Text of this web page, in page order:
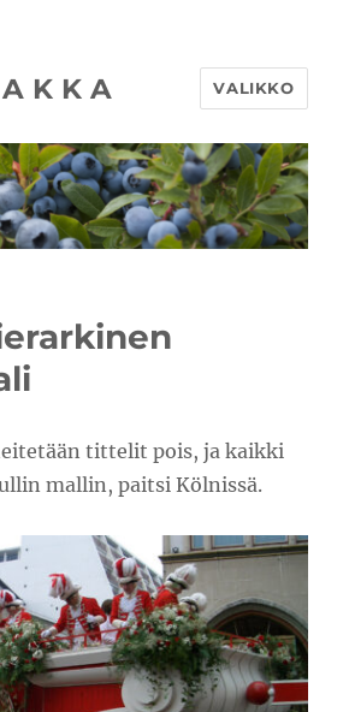
K K A VALIKKO
tittelit pois, ja kaikki
mallin, paitsi Kölnissä.